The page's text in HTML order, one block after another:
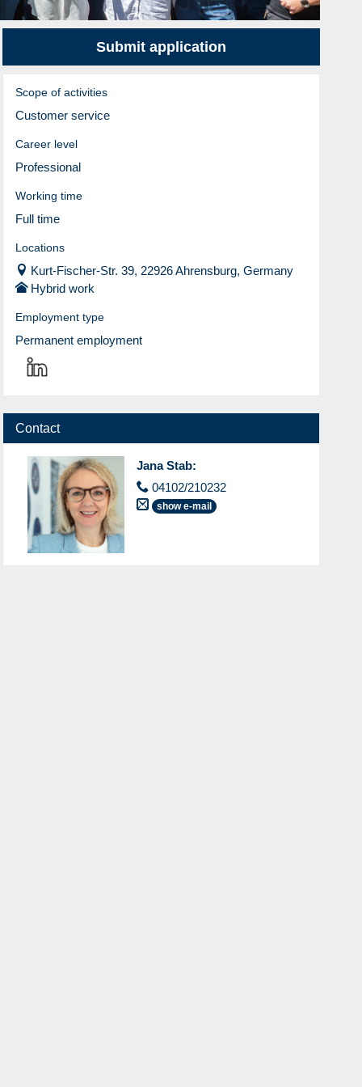
Submit application
Scope of activities
Customer service
Career level
Professional
Working time
Full time
Locations
Kurt-Fischer-Str. 39, 22926 Ahrensburg, Germany
Hybrid work
Employment type
Permanent employment
Contact
Jana Stab:
04102/210232
show e-mail